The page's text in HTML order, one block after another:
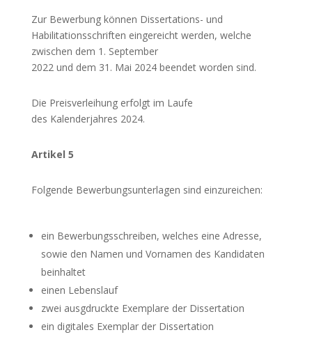
Zur Bewerbung können Dissertations- und
Habilitationsschriften eingereicht werden, welche
zwischen dem 1. September
2022 und dem 31. Mai 2024 beendet worden sind.
Die Preisverleihung erfolgt im Laufe
des Kalenderjahres 2024.
Artikel 5
Folgende Bewerbungsunterlagen sind einzureichen:
ein Bewerbungsschreiben, welches eine Adresse,
sowie den Namen und Vornamen des Kandidaten
beinhaltet
einen Lebenslauf
zwei ausgdruckte Exemplare der Dissertation
ein digitales Exemplar der Dissertation